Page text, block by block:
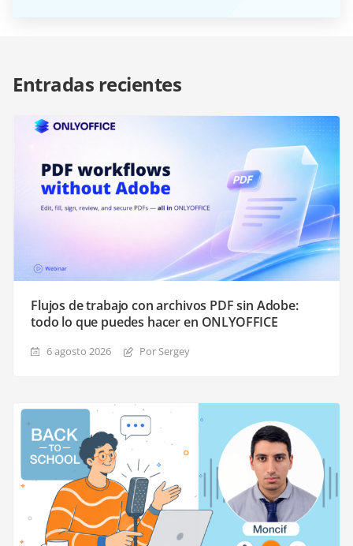
Entradas recientes
Flujos de trabajo con archivos PDF sin Adobe:
todo lo que puedes hacer en ONLYOFFICE
6 agosto 2026 Por Sergey